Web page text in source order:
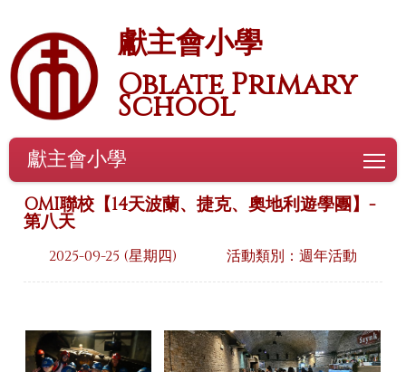
獻主會小學
Oblate Primary
School
獻主會小學
OMI聯校【14天波蘭、捷克、奧地利遊學團】-
第八天
2025-09-25 (星期四) 活動類別：週年活動